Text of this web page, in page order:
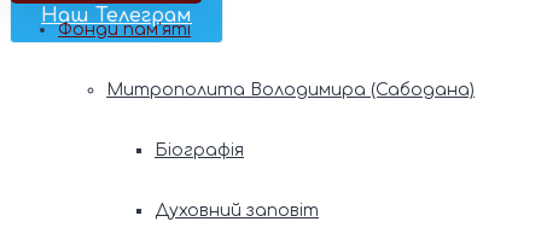
Наш Телеграм
Фонди пам’яті
Митрополита Володимира (Сабодана)
Біографія
Духовний заповіт